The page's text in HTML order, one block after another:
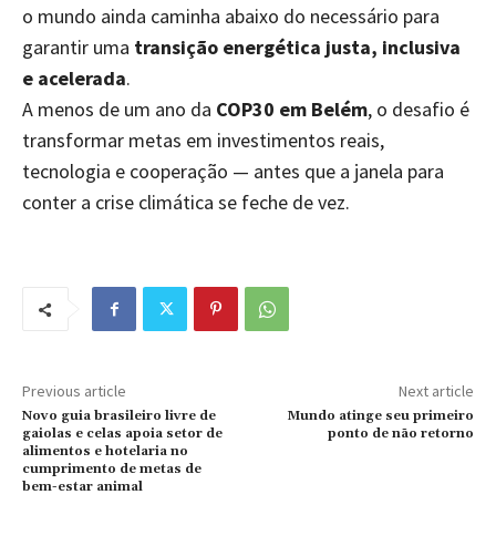
o mundo ainda caminha abaixo do necessário para
garantir uma transição energética justa, inclusiva
e acelerada.
A menos de um ano da COP30 em Belém, o desafio é
transformar metas em investimentos reais,
tecnologia e cooperação — antes que a janela para
conter a crise climática se feche de vez.
Previous article
Novo guia brasileiro livre de
gaiolas e celas apoia setor de
alimentos e hotelaria no
cumprimento de metas de
bem-estar animal
Next article
Mundo atinge seu primeiro
ponto de não retorno